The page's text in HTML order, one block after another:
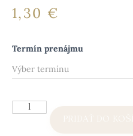
1,30 €
Termín prenájmu